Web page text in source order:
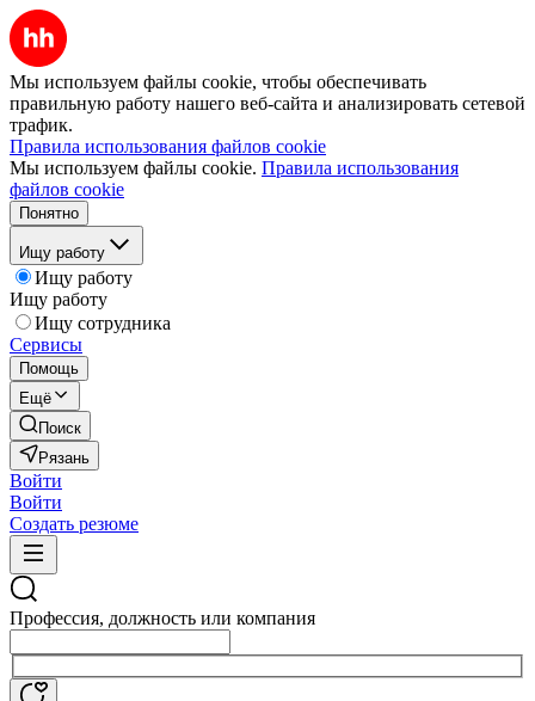
Мы используем файлы cookie, чтобы обеспечивать
правильную работу нашего веб-сайта и анализировать сетевой
трафик.
Правила использования файлов cookie
Мы используем файлы cookie. Правила использования
файлов cookie
Понятно
Ищу работу
Ищу работу
Ищу работу
Ищу сотрудника
Сервисы
Помощь
Ещё
Поиск
Рязань
Войти
Войти
Создать резюме
Профессия, должность или компания